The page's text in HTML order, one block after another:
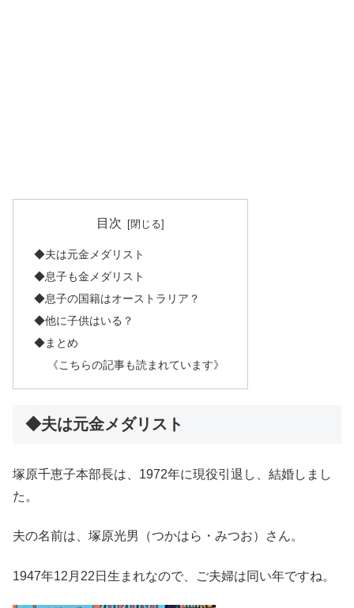
目次
◆夫は元金メダリスト
◆息子も金メダリスト
◆息子の国籍はオーストラリア？
◆他に子供はいる？
◆まとめ
《こちらの記事も読まれています》
◆夫は元金メダリスト
塚原千恵子本部長は、1972年に現役引退し、結婚しまし
た。
夫の名前は、塚原光男（つかはら・みつお）さん。
1947年12月22日生まれなので、ご夫婦は同い年ですね。